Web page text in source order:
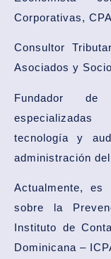
Corporativas,
Consultor
Asociados y
Fundador de
tecnología y
administración
Actualmente, es
sobre la
Instituto de
Dominicana –